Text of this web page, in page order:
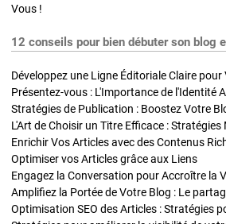
Vous !
12 conseils pour bien débuter son blog
Développez une Ligne Éditoriale Claire pour
Présentez-vous : L'Importance de l'Identité
L'Art de Choisir un Titre Efficace : Stratégies
Optimiser vos Articles grâce aux Liens
Engagez la Conversation pour Accroître la
Amplifiez la Portée de Votre Blog : Le